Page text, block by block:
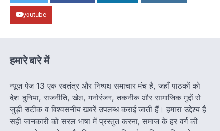
1
संयुक्त ऑपरेशन में एक नियोक्ता गिरफ्तार
हमारे राज्य
8 साल का इंतजार खत्म: 156 खिलाड़ियों को
मिला उत्कृष्ट खिलाड़ी का दर्जा, सरकारी नौकरी
youtube
हमारे बारे में
न्यूज़ पेज 13 एक स्वतंत्र और निष्पक्ष समाचार मंच है, जहाँ पाठकों को
देश-दुनिया, राजनीति, खेल, मनोरंजन, तकनीक और सामाजिक मुद्दों से
जुड़ी सटीक व विश्वसनीय खबरें उपलब्ध कराई जाती हैं। हमारा उद्देश्य है
सही जानकारी को सरल भाषा में प्रस्तुत करना, समाज के हर वर्ग की